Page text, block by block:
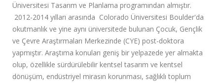
Üniversitesi Tasarım ve Planlama programından almıştır.
2012-2014 yılları arasında Colorado Üniversitesi Boulder'da
okutmanlık ve yine aynı üniversitede bulunan Çocuk, Gençlik
ve Çevre Araştırmaları Merkezinde (CYE) post-doktora
yapmıştır. Araştıma konuları geniş bir yelpazede yer almakta
olup, özellikle sürdürülebilir kentsel tasarım ve kentsel
dönüşüm, endüstriyel mirasın korunması, sağlıklı toplum